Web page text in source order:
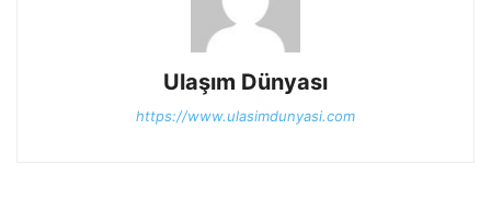
Ulaşım Dünyası
https://www.ulasimdunyasi.com